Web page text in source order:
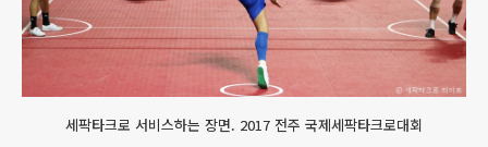
세팍타크로 서비스하는 장면. 2017 전주 국제세팍타크로대회